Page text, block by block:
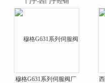
穆格G631系列伺服阀厂